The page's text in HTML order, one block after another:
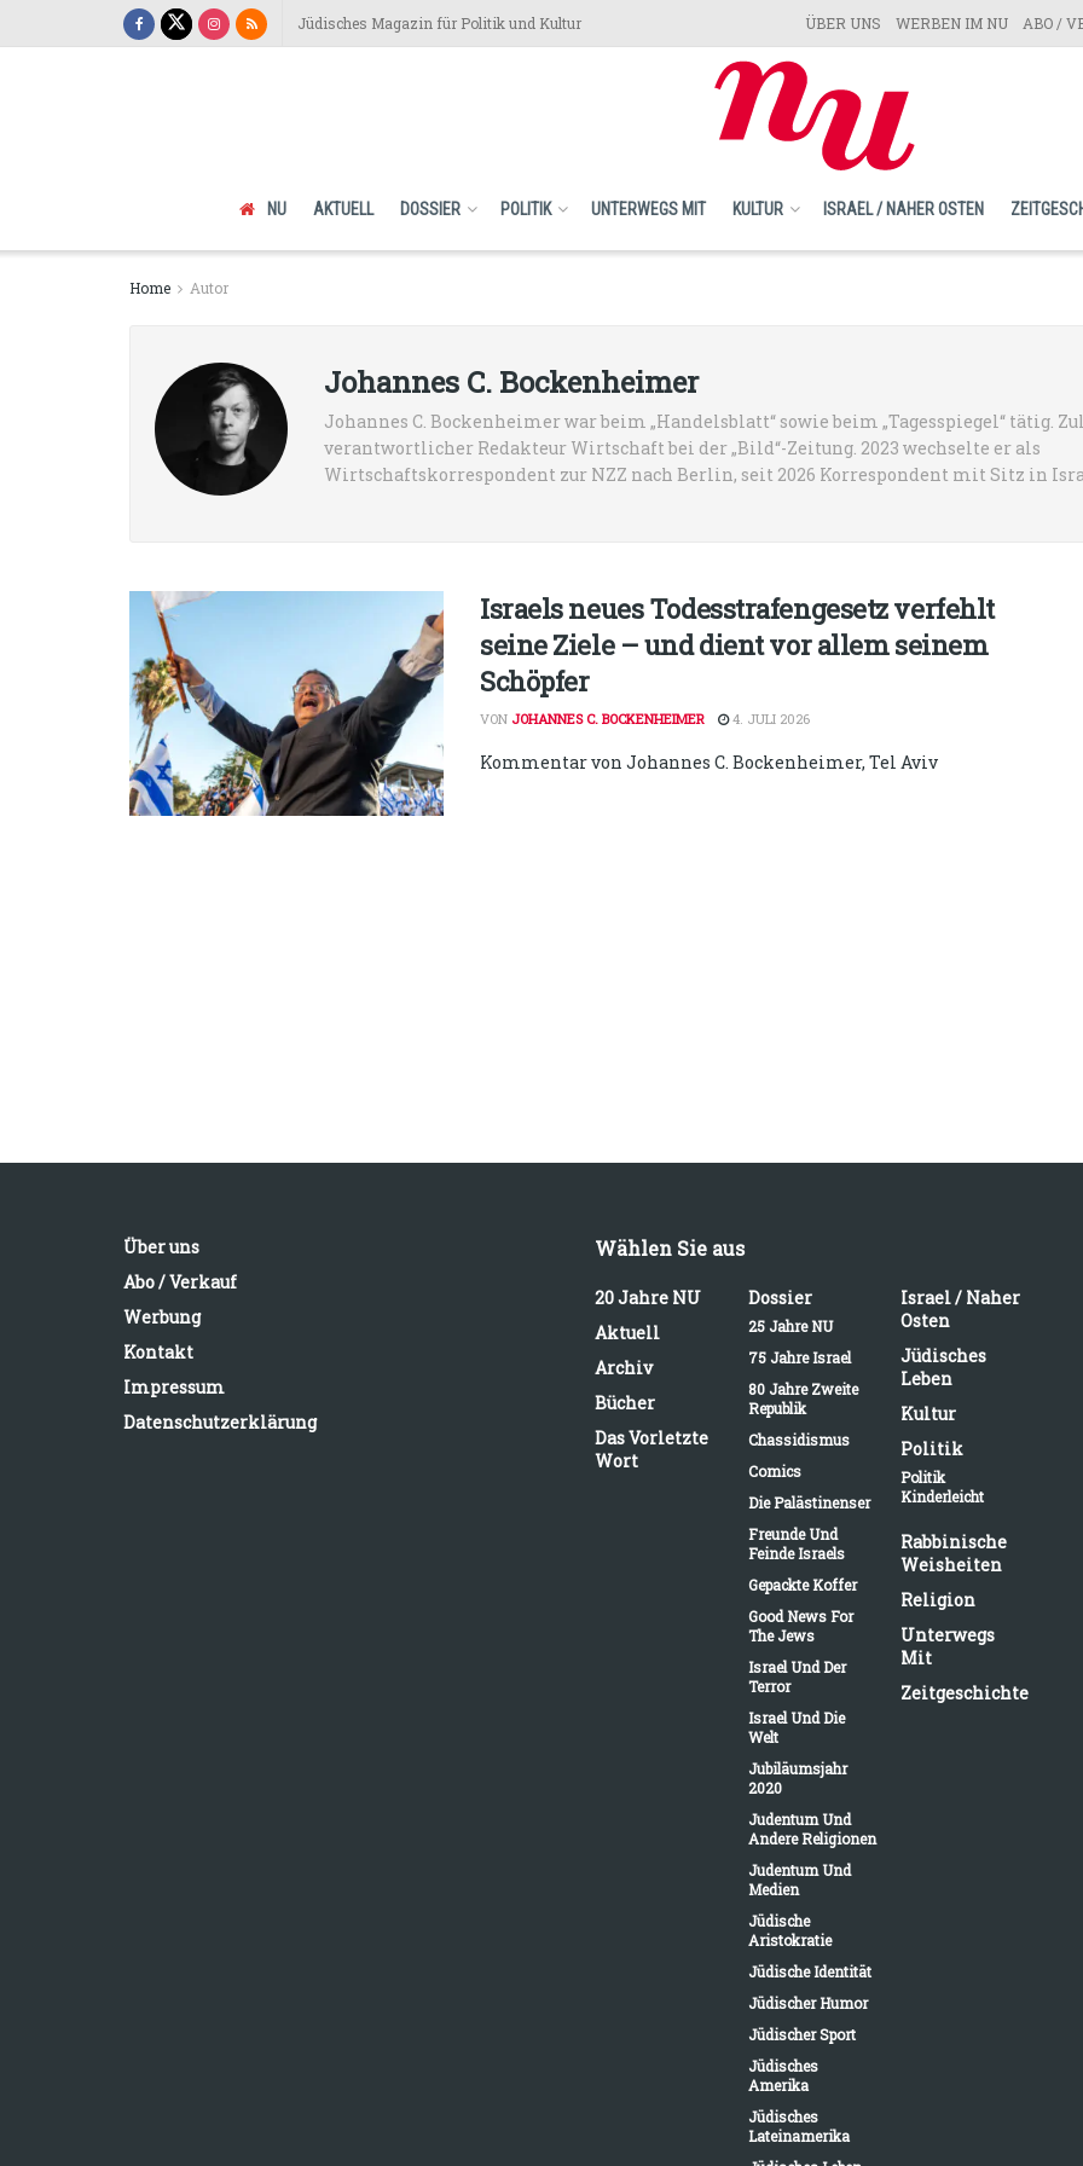
Jüdisches Magazin für Politik und Kultur ÜBER UNS WERBEN IM NU ABO /
NU AKTUELL DOSSIER POLITIK UNTERWEGS MIT KULTUR ISRAEL / NAHER OSTEN
Home Autor
Johannes C. Bockenheimer
Johannes C. Bockenheimer war beim „Handelsblatt“ sowie beim „Tagesspiegel“ tätig.
verantwortlicher Redakteur Wirtschaft bei der „Bild“-Zeitung. 2023 wechselte er als
Wirtschaftskorrespondent zur NZZ nach Berlin, seit 2026 Korrespondent mit Sitz in
Israels neues Todesstrafengesetz verfehlt
seine Ziele – und dient vor allem seinem
Schöpfer
VON JOHANNES C. BOCKENHEIMER 4. JULI 2026
Kommentar von Johannes C. Bockenheimer, Tel Aviv
Über uns
Abo / Verkauf
Werbung
Kontakt
Impressum
Datenschutzerklärung
Wählen Sie aus
20 Jahre NU
Aktuell
Archiv
Bücher
Das Vorletzte
Wort
Dossier
25 Jahre NU
75 Jahre Israel
80 Jahre Zweite
Republik
Chassidismus
Comics
Die Palästinenser
Freunde Und
Feinde Israels
Gepackte Koffer
Good News For
The Jews
Israel Und Der
Terror
Israel Und Die
Welt
Jubiläumsjahr
2020
Judentum Und
Andere Religionen
Judentum Und
Medien
Jüdische
Aristokratie
Jüdische Identität
Jüdischer Humor
Jüdischer Sport
Jüdisches
Amerika
Jüdisches
Lateinamerika
Israel / Naher
Osten
Jüdisches
Leben
Kultur
Politik
Politik
Kinderleicht
Rabbinische
Weisheiten
Religion
Unterwegs
Mit
Zeitgeschichte